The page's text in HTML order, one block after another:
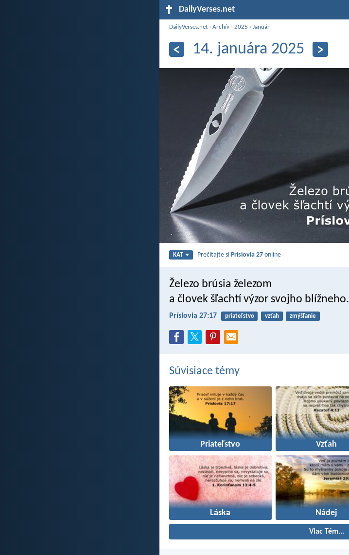
DailyVerses.net
DailyVerses.net ›Archív ›2025 ›Január
14. januára 2025
KAT Prečítajte siPríslovia 27 online
Železo brúsia železom
a človek šľachtí výzor svojho blížneho.
Príslovia 27:17 priateľstvo vzťah zmýšľanie
Súvisiace témy
Priateľstvo Vzťah
Láska Nádej
Viac Tém...